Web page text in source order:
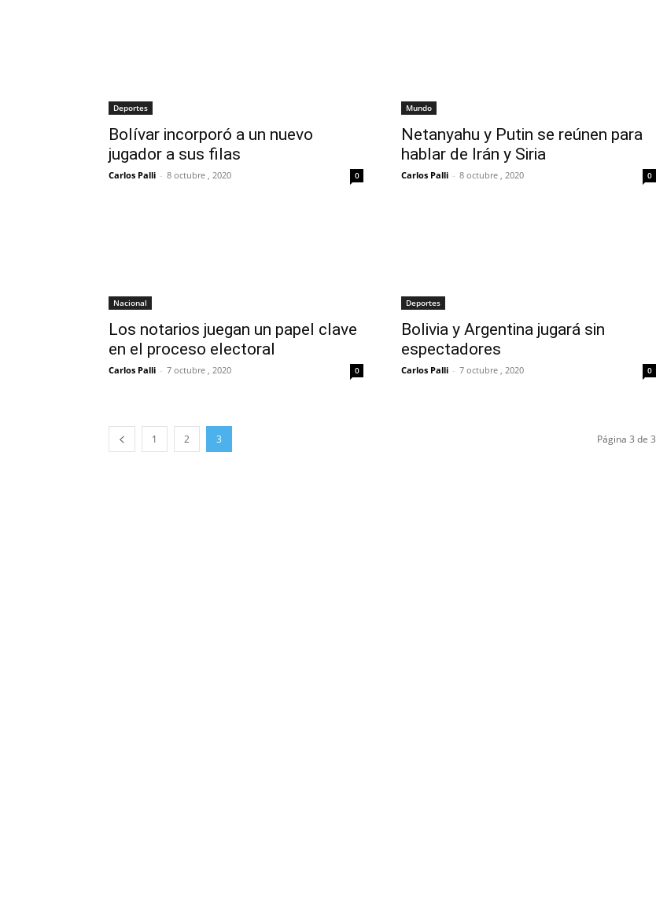
Deportes
Bolívar incorporó a un nuevo
jugador a sus filas
Carlos Palli - 8 octubre , 2020 0
Mundo
Netanyahu y Putin se reúnen para
hablar de Irán y Siria
Carlos Palli - 8 octubre , 2020 0
Nacional
Los notarios juegan un papel clave
en el proceso electoral
Carlos Palli - 7 octubre , 2020 0
Deportes
Bolivia y Argentina jugará sin
espectadores
Carlos Palli - 7 octubre , 2020 0
1 2 3 Página 3 de 3